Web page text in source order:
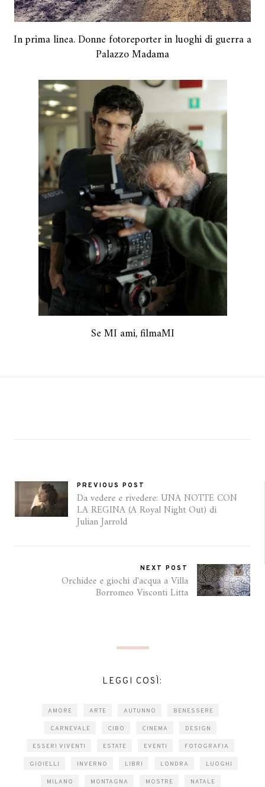
In prima linea. Donne fotoreporter in luoghi di guerra a
Palazzo Madama
Se MI ami, filmaMI
PREVIOUS POST
Da vedere e rivedere: UNA NOTTE CON
LA REGINA (A Royal Night Out) di
Julian Jarrold
NEXT POST
Orchidee e giochi d'acqua a Villa
Borromeo Visconti Litta
LEGGI COSÌ:
AMORE ARTE AUTUNNO BENESSERE
CARNEVALE CIBO CINEMA DESIGN
ESSERI VIVENTI ESTATE EVENTI FOTOGRAFIA
GIOIELLI INVERNO LIBRI LONDRA LUOGHI
MILANO MONTAGNA MOSTRE NATALE